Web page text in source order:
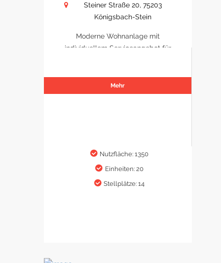
Steiner Straße 20, 75203
Königsbach-Stein
Moderne Wohnanlage mit
individuellem Serviceangebot für
Mehr
Nutzfläche: 1350
Einheiten: 20
Stellplätze: 14